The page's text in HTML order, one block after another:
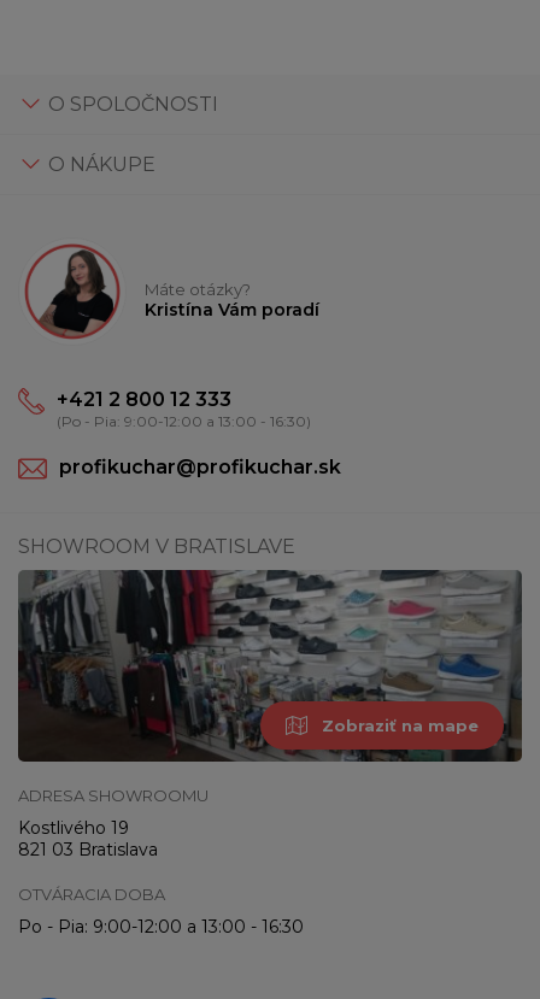
O SPOLOČNOSTI
O NÁKUPE
Máte otázky?
Kristína Vám poradí
+421 2 800 12 333
(Po - Pia: 9:00-12:00 a 13:00 - 16:30)
profikuchar@profikuchar.sk
SHOWROOM V BRATISLAVE
Zobraziť na mape
ADRESA SHOWROOMU
Kostlivého 19
821 03 Bratislava
OTVÁRACIA DOBA
Po - Pia: 9:00-12:00 a 13:00 - 16:30